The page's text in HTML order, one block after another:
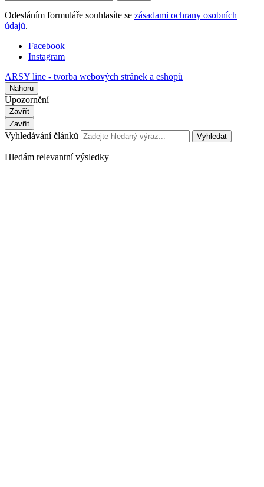
Odesláním formuláře souhlasíte se zásadami ochrany osobních
údajů.
Facebook
Instagram
ARSY line - tvorba webových stránek a eshopů
Nahoru
Upozornění
Zavřít
Zavřít
Vyhledávání článků Vyhledat
Hledám relevantní výsledky